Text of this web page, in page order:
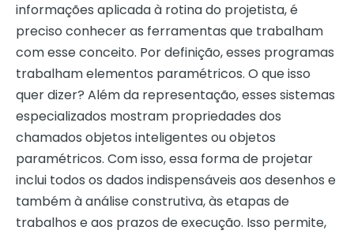
informações aplicada à rotina do projetista, é
preciso conhecer as ferramentas que trabalham
com esse conceito. Por definição, esses programas
trabalham elementos paramétricos. O que isso
quer dizer? Além da representação, esses sistemas
especializados mostram propriedades dos
chamados objetos inteligentes ou objetos
paramétricos. Com isso, essa forma de projetar
inclui todos os dados indispensáveis aos desenhos e
também à análise construtiva, às etapas de
trabalhos e aos prazos de execução. Isso permite,